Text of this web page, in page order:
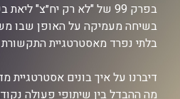
בשיחה מעמיקה על האופן שבו
בלתי נפרד מאסטרטגיית התקשורת
דיברנו על איך בונים
מה ההבדל בין שיתופי פעולה